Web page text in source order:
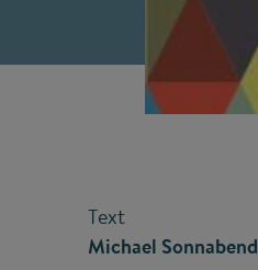
Text
Michael Sonnabend